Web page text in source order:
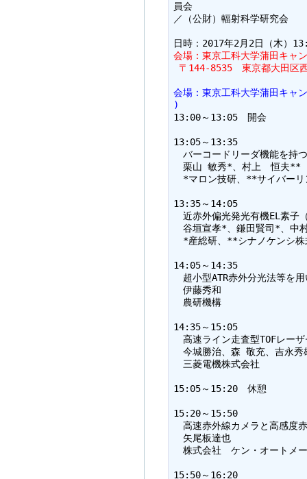
員会
／（公財）輻射科学研究会
会場：東京工科大学蒲田キャ
〒144-8535　東京都大田区
会場：東京工科大学蒲田キ
)
13:00～13:05　開会
13:05～13:35
バーコードリーダ機能を持
栗山 敏秀*、村上　恒夫**
*マロン技研、**サイバーリ
13:35～14:05
近赤外偏光発光有機EL素子
谷垣宣孝*、鎌田賢司*、中
*産総研、**シナノケンシ株
14:05～14:35
超小型ATR赤外分光法等を
伊藤秀和
農研機構
14:35～15:05
高速ライン走査型TOFレー
今城勝治、森 敬充、吉永秀
三菱電機株式会社
15:05～15:20　休憩
15:20～15:50
高速赤外線カメラと高感度
矢尾板達也
株式会社　ケン・オートメ
15:50～16:20